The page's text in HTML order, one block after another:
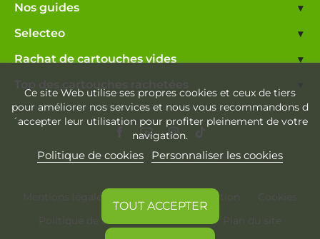
Nos guides ▾
Selecteo ▾
Rachat de cartouches vides ▾
Top des cartouches rachetées
Ce site Web utilise ses propres cookies et ceux de tiers
pour améliorer nos services et nous vous recommandons d
´accepter leur utilisation pour profiter pleinement de votre
navigation.
Politique de cookies Personnaliser les cookies
TOUT ACCEPTER
Mentions légales Conditions d'utilisation
Cookies
Politique de confidentialité
Plan du site